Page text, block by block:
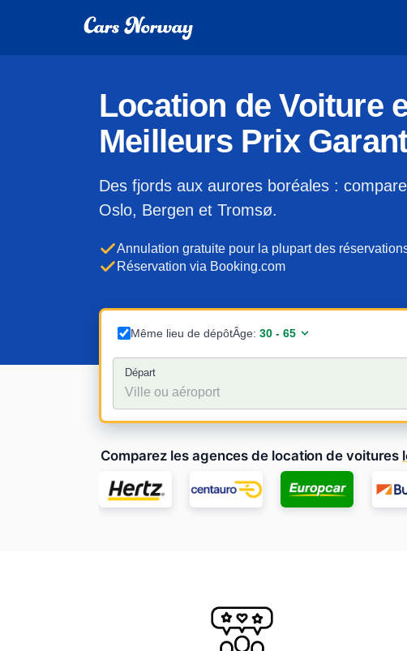
Location de Voiture
Meilleurs Prix
Des fjords aux aurores boréales :
Oslo, Bergen et Tromsø.
Annulation gratuite pour la plupart des
Réservation via Booking.com
Même lieu de dépôtÂge:
Départ
Comparez les agences de location de voitures